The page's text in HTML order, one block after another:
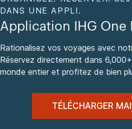
DANS UNE APPLI.
Application IHG One
Rationalisez vos voyages avec
Réservez directement dans
monde entier et profitez de bien
TÉLÉCHARGER